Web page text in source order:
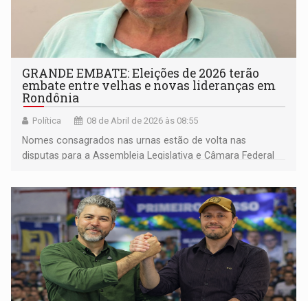
GRANDE EMBATE: Eleições de 2026 terão
embate entre velhas e novas lideranças em
Rondônia
Política 08 de Abril de 2026 às 08:55
Nomes consagrados nas urnas estão de volta nas
disputas para a Assembleia Legislativa e Câmara Federal